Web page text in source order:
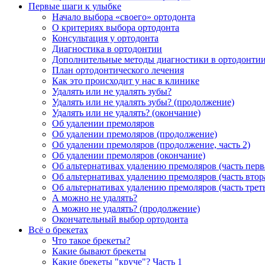
Первые шаги к улыбке
Начало выбора «своего» ортодонта
О критериях выбора ортодонта
Консультация у ортодонта
Диагностика в ортодонтии
Дополнительные методы диагностики в ортодонтии
План ортодонтического лечения
Как это происходит у нас в клинике
Удалять или не удалять зубы?
Удалять или не удалять зубы? (продолжение)
Удалять или не удалять? (окончание)
Об удалении премоляров
Об удалении премоляров (продолжение)
Об удалении премоляров (продолжение, часть 2)
Об удалении премоляров (окончание)
Об альтернативах удалению премоляров (часть
Об альтернативах удалению премоляров (часть
Об альтернативах удалению премоляров (часть
А можно не удалять?
А можно не удалять? (продолжение)
Окончательный выбор ортодонта
Всё о брекетах
Что такое брекеты?
Какие бывают брекеты
Какие брекеты "круче"? Часть 1